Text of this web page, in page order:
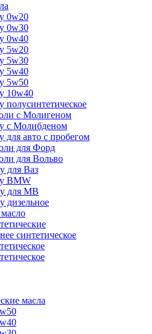
0w20
0w30
0w40
5w20
5w30
5w40
5w50
10w40
полусинтетическое
с Молигеном
с Молибденом
для авто с пробегом
для Форд
для Вольво
для Ваз
BMW
для MB
дизельное
синтетическое
масла